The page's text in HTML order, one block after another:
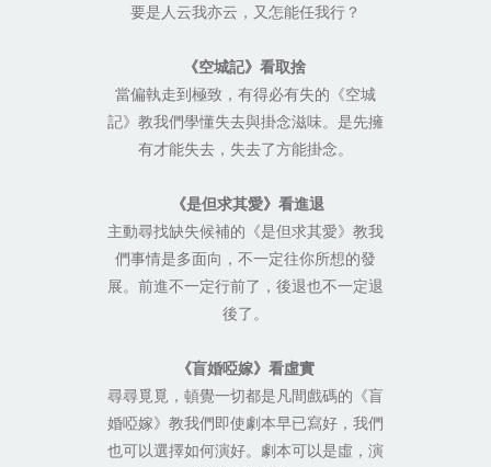
要是人云我亦云，又怎能任我行？
《空城記》看取捨
當偏執走到極致，有得必有失的《空城
記》教我們學懂失去與掛念滋味。是先擁
有才能失去，失去了方能掛念。
《是但求其愛》看進退
主動尋找缺失候補的《是但求其愛》教我
們事情是多面向，不一定往你所想的發
展。前進不一定行前了，後退也不一定退
後了。
《盲婚啞嫁》看虛實
尋尋覓覓，頓覺一切都是凡間戲碼的《盲
婚啞嫁》教我們即使劇本早已寫好，我們
也可以選擇如何演好。劇本可以是虛，演